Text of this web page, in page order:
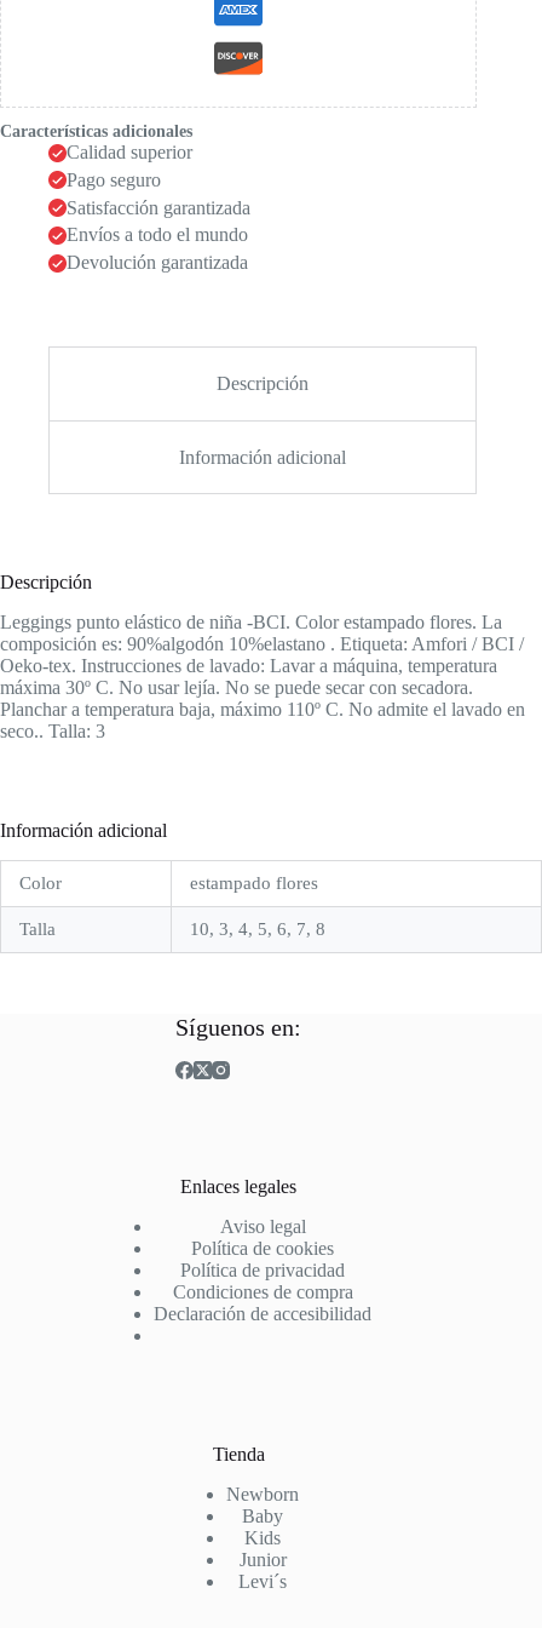
Características adicionales
Calidad superior
Pago seguro
Satisfacción garantizada
Envíos a todo el mundo
Devolución garantizada
Descripción
Información adicional
Descripción
Leggings punto elástico de niña -BCI. Color estampado flores. La
composición es: 90%algodón 10%elastano . Etiqueta: Amfori / BCI /
Oeko-tex. Instrucciones de lavado: Lavar a máquina, temperatura
máxima 30º C. No usar lejía. No se puede secar con secadora.
Planchar a temperatura baja, máximo 110º C. No admite el lavado en
seco.. Talla: 3
Información adicional
Color estampado flores
Talla 10, 3, 4, 5, 6, 7, 8
Síguenos en:
Enlaces legales
Aviso legal
Política de cookies
Política de privacidad
Condiciones de compra
Declaración de accesibilidad
Tienda
Newborn
Baby
Kids
Junior
Levi´s